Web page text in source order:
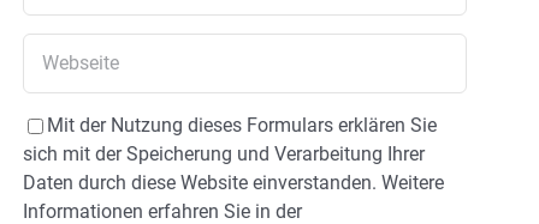
Mit der Nutzung dieses Formulars erklären Sie
sich mit der Speicherung und Verarbeitung Ihrer
Daten durch diese Website einverstanden. Weitere
Informationen erfahren Sie in der